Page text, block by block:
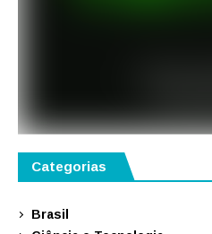
Categorias
Brasil